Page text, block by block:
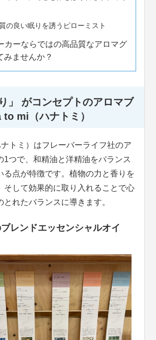
の良い眠りを誘うピローミスト
カーならではの高品質なアロマグ
みませんか？
」 がコンセプトのアロマブ
mi（ハナトミ）
トミ）はフレーバーライフ社のア
1つで、和精油と洋精油をバランス
る点が特徴です。植物の力と香りを
そして効果的に取り入れることで心
とれたバランスに導きます。
レンドエッセンシャルオイ